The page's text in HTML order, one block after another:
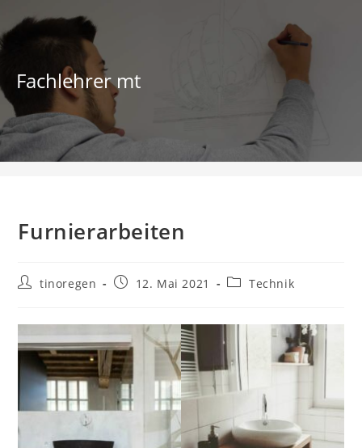
Inhalt
springen
Fachlehrer mt
Blog
Furnierarbeiten
Beitrags-
tinoregen
Beitrag12. Mai 2021
Beitrags-
Technik